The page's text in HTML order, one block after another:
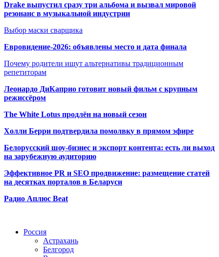
Drake выпустил сразу три альбома и вызвал мировой
резонанс в музыкальной индустрии
Выбор маски сварщика
Евровидение-2026: объявлены место и дата финала
Почему родители ищут альтернативы традиционным
репетиторам
Леонардо ДиКаприо готовит новый фильм с крупным
режиссёром
The White Lotus продлён на новый сезон
Холли Берри подтвердила помолвку в прямом эфире
Белорусский шоу-бизнес и экспорт контента: есть ли выход
на зарубежную аудиторию
Эффективное PR и SEO продвижение: размещение статей
на десятках порталов в Беларуси
Радио Аплюс Beat
Россия
Астрахань
Белгород